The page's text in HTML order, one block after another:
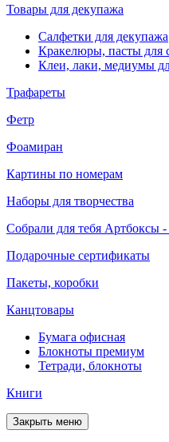
Товары для декупажа
Салфетки для декупажа
Кракелюры, пасты для
Клеи, лаки, медиумы
Трафареты
Фетр
Фоамиран
Картины по номерам
Наборы для творчества
Собрали для тебя Артбоксы
Подарочные сертификаты
Пакеты, коробки
Канцтовары
Бумага офисная
Блокноты премиум
Тетради, блокноты
Книги
Закрыть меню